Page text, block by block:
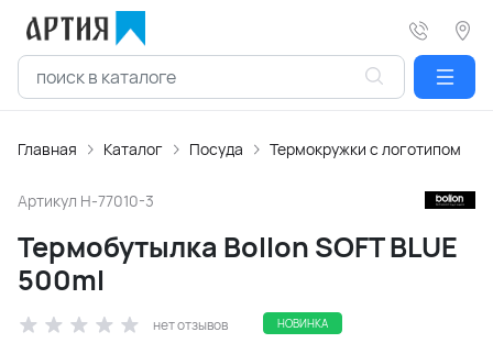
Главная Каталог Посуда Термокружки с логотипом
Артикул H-77010-3
Термобутылка Bollon SOFT BLUE
500ml
нет отзывов НОВИНКА